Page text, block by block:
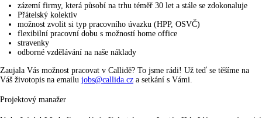
zázemí firmy, která působí na trhu téměř 30 let a stále se zdokonaluje
Přátelský kolektiv
možnost zvolit si typ pracovního úvazku (HPP, OSVČ)
flexibilní pracovní dobu s možností home office
stravenky
odborné vzdělávání na naše náklady
Zaujala Vás možnost pracovat v Callidě? To jsme rádi! Už teď se těšíme na
Váš životopis na emailu jobs@callida.cz a setkání s Vámi.
Projektový manažer